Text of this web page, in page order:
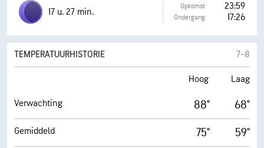
17 u. 27 min. Opkomst 23:59
Ondergang 17:26
TEMPERATUURHISTORIE 7-8
Hoog Laag
Verwachting 88° 68°
Gemiddeld 75° 59°